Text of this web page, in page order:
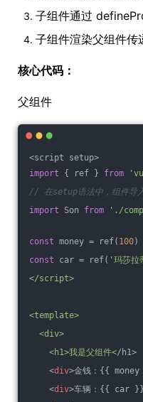
子组件通过
子组件渲染父组件传
核心代码：
父组件
<script setup>
import { ref } from
// 在setup语法中，组件导
import Son from './
const money = ref( 100)
const car = ref( '玛莎拉
</script>
<template>
<div>
<h1>我是父组件</ h1>
<div>金钱：{{
<div>车辆：{{ car }}